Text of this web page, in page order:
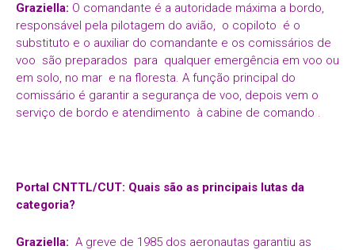
Graziella: O comandante é a autoridade máxima a bordo,
responsável pela pilotagem do avião, o copiloto é o
substituto e o auxiliar do comandante e os comissários de
voo são preparados para qualquer emergência em voo ou
em solo, no mar e na floresta. A função principal do
comissário é garantir a segurança de voo, depois vem o
serviço de bordo e atendimento à cabine de comando .
Portal CNTTL/CUT: Quais são as principais lutas da
categoria?
Graziella: A greve de 1985 dos aeronautas garantiu as